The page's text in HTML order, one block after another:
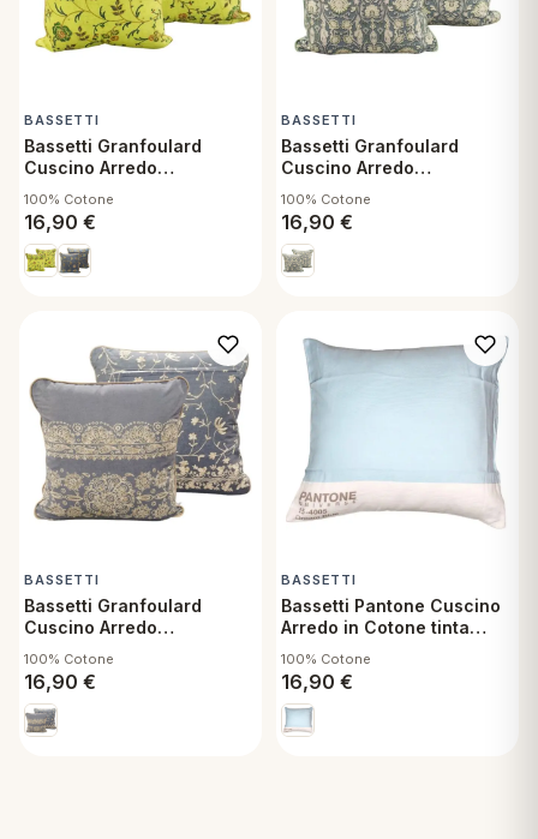
BASSETTI
Bassetti Granfoulard
Cuscino Arredo
Imbottitura Montefano V1
40x40 cm
100% Cotone
16,90 €
BASSETTI
Bassetti Granfoulard
Cuscino Arredo
Imbottitura Mira V1 40x40
cm
100% Cotone
16,90 €
BASSETTI
Bassetti Granfoulard
Cuscino Arredo
Imbottitura Brenta G1
40x40 cm
100% Cotone
16,90 €
BASSETTI
Bassetti Pantone Cuscino
Arredo in Cotone tinta
Imbottitura 40x40 cm
Dream Blue
100% Cotone
16,90 €